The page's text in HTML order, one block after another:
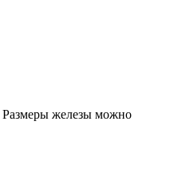
Размеры железы можно